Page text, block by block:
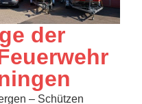
der
– Schützen